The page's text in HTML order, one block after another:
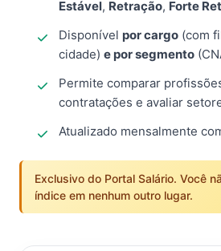
Estável, Retração, Forte
Disponível por cargo (com
cidade) e por segmento
Permite comparar
contratações e avaliar
Atualizado mensalmente
Exclusivo do Portal Salário. Você
índice em nenhum outro lugar.